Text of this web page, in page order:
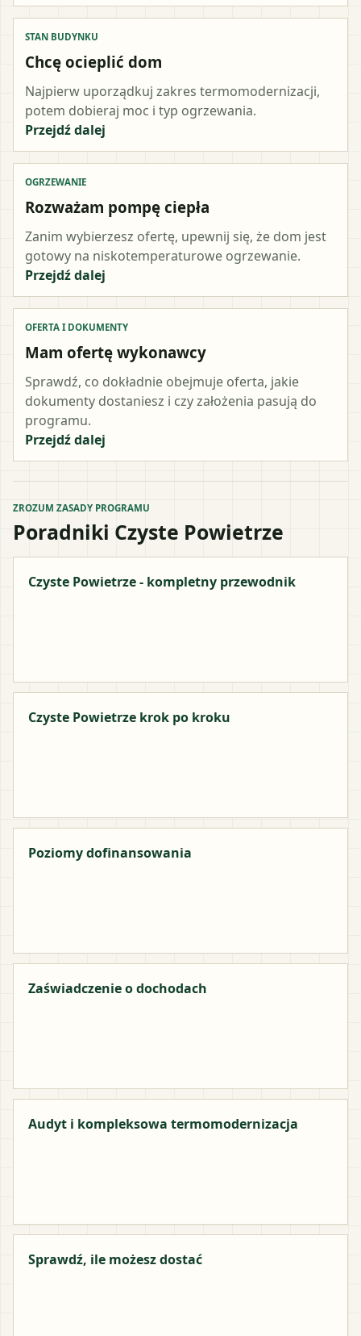
STAN BUDYNKU
Chcę ocieplić dom
Najpierw uporządkuj zakres termomodernizacji,
potem dobieraj moc i typ ogrzewania.
Przejdź dalej
OGRZEWANIE
Rozważam pompę ciepła
Zanim wybierzesz ofertę, upewnij się, że dom jest
gotowy na niskotemperaturowe ogrzewanie.
Przejdź dalej
OFERTA I DOKUMENTY
Mam ofertę wykonawcy
Sprawdź, co dokładnie obejmuje oferta, jakie
dokumenty dostaniesz i czy założenia pasują do
programu.
Przejdź dalej
ZROZUM ZASADY PROGRAMU
Poradniki Czyste Powietrze
Czyste Powietrze - kompletny przewodnik
Czyste Powietrze krok po kroku
Poziomy dofinansowania
Zaświadczenie o dochodach
Audyt i kompleksowa termomodernizacja
Sprawdź, ile możesz dostać